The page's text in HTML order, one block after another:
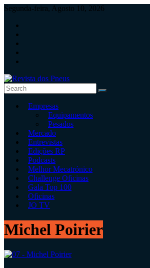
Skip
content
Segunda-feira, Agosto 10, 2026
Revista
dos
independente
serviços
Empresas
Equipamentos
Pesados
Mercado
Entrevistas
Edições RP
Podcasts
Melhor Mecatrónico
Challenge Oficinas
Gala Top 100
Oficinas
JO TV
Michel Poirier